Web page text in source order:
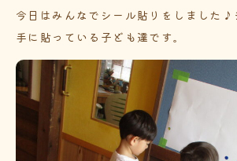
今日はみんなでシール貼りをしました♪
手に貼っている子ども達です。